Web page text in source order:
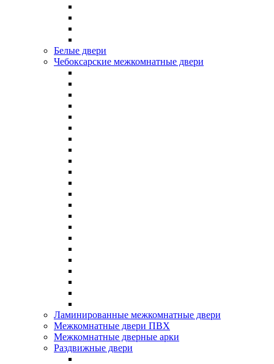
Белые двери
Чебоксарские межкомнатные двери
Ламинированные межкомнатные двери
Межкомнатные двери ПВХ
Межкомнатные дверные арки
Раздвижные двери